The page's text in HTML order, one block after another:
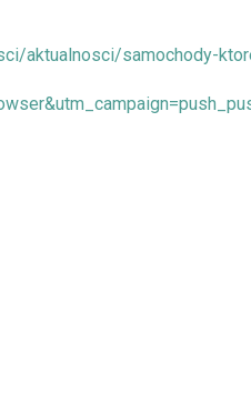
aktualnosci/samochody-